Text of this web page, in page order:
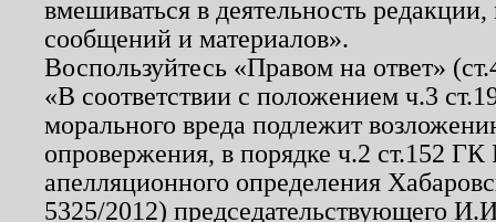
вмешиваться в деятельность
сообщений и материалов».
Воспользуйтесь «Правом на ответ»
«В соответствии с положением ч.3
морального вреда подлежит
опровержения, в порядке ч.2 ст.152
апелляционного определения
5325/2012) председательствующего